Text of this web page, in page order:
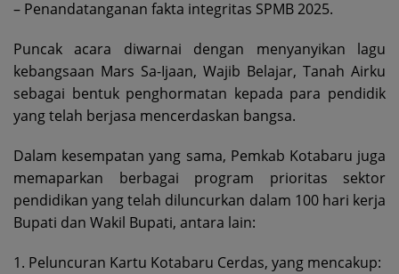
– Penandatanganan fakta integritas SPMB 2025.
Puncak acara diwarnai dengan menyanyikan lagu
kebangsaan Mars Sa-Ijaan, Wajib Belajar, Tanah Airku
sebagai bentuk penghormatan kepada para pendidik
yang telah berjasa mencerdaskan bangsa.
Dalam kesempatan yang sama, Pemkab Kotabaru juga
memaparkan berbagai program prioritas sektor
pendidikan yang telah diluncurkan dalam 100 hari kerja
Bupati dan Wakil Bupati, antara lain:
1. Peluncuran Kartu Kotabaru Cerdas, yang mencakup: